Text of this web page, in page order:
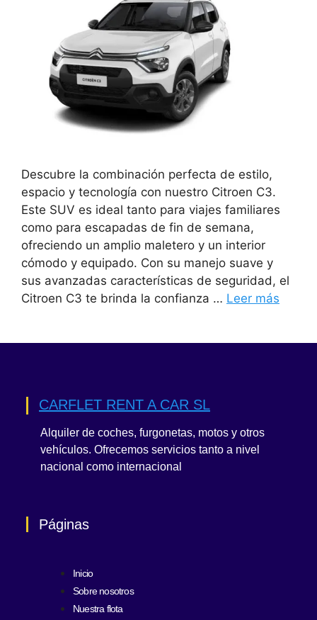
Descubre la combinación perfecta de estilo,
espacio y tecnología con nuestro Citroen C3.
Este SUV es ideal tanto para viajes familiares
como para escapadas de fin de semana,
ofreciendo un amplio maletero y un interior
cómodo y equipado. Con su manejo suave y
sus avanzadas características de seguridad, el
Citroen C3 te brinda la confianza … Leer más
CARFLET RENT A CAR SL
Alquiler de coches, furgonetas, motos y otros
vehículos. Ofrecemos servicios tanto a nivel
nacional como internacional
Páginas
Inicio
Sobre nosotros
Nuestra flota